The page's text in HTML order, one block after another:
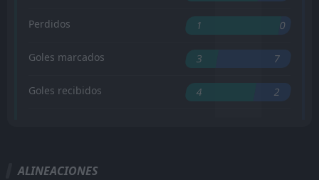
Perdidos 1 0
Goles marcados 3 7
Goles recibidos 4 2
ALINEACIONES